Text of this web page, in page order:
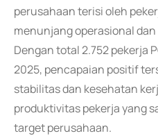
perusahaan terisi oleh
menunjang operasional
Dengan total 2.752 pekerja
2025, pencapaian positif
stabilitas dan kesehatan
produktivitas pekerja yang
target perusahaan.